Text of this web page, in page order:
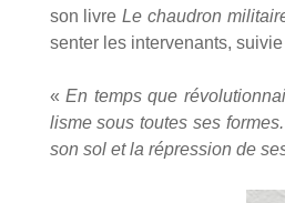
son livreLe chau­dron
sen­ter les inter­ve­nants,
«En temps que
lisme sous toutes ses
son sol et la répres­sion de